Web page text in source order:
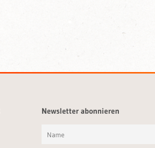
Newsletter abonnieren